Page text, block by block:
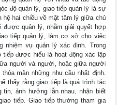
độ quản lý, giao tiếp quản lý là sự
hệ hai chiều về mặt tâm lý giữa chủ
được quản lý, nhằm giải quyết hợp
tiếp quản lý, làm cơ sở cho việc
nhiệm vụ quản lý xác định. Trong
tiếp được hiểu là hoạt động xác lập
người và người, hoặc giữa người
mãn những nhu cầu nhất định.
thấy rằng giao tiếp là quá trình tác
tin, ảnh hưởng lẫn nhau, nhận biết
tiếp. Giao tiếp thường tham gia